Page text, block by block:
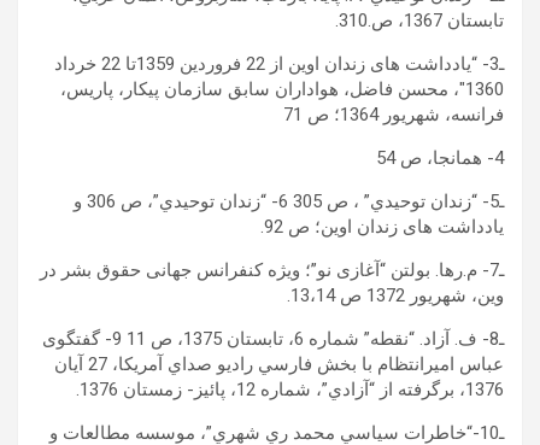
تابستان 1367، ص.310.
ـ3- “یادداشت های زندان اوين از 22 فروردين 1359تا 22 خرداد
1360″، محسن فاضل، هواداران سابق سازمان پيکار، پاريس،
فرانسه، شهريور 1364؛ ص 71
4- همانجا، ص 54
ـ5- “زندان توحيدي” ، ص 305 6- “زندان توحيدي”، ص 306 و
یادداشت های زندان اوين؛ ص 92.
ـ7- م.رها. بولتن “آغازی نو”؛ ويژه کنفرانس جهانی حقوق بشر در
وين، شهريور 1372 ص 13،14.
ـ8- ف. آزاد. “نقطه” شماره 6، تابستان 1375، ص 11 9- گفتگوی
عباس اميرانتظام با بخش فارسي راديو صداي آمريکا، 27 آیان
1376، برگرفته از “آزادي”، شماره 12، پائيز- زمستان 1376.
ـ10-“خاطرات سياسي محمد ري شهري”، موسسه مطالعات و